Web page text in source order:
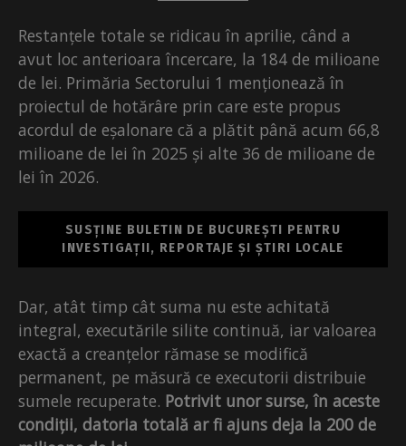
Restanțele totale se ridicau în aprilie, când a
avut loc anterioara încercare, la 184 de milioane
de lei. Primăria Sectorului 1 menționează în
proiectul de hotărâre prin care este propus
acordul de eșalonare că a plătit până acum 66,8
milioane de lei în 2025 și alte 36 de milioane de
lei în 2026.
SUSȚINE BULETIN DE BUCUREȘTI PENTRU
INVESTIGAȚII, REPORTAJE ȘI ȘTIRI LOCALE
Dar, atât timp cât suma nu este achitată
integral, executările silite continuă, iar valoarea
exactă a creanțelor rămase se modifică
permanent, pe măsură ce executorii distribuie
sumele recuperate. Potrivit unor surse, în aceste
condiții, datoria totală ar fi ajuns deja la 200 de